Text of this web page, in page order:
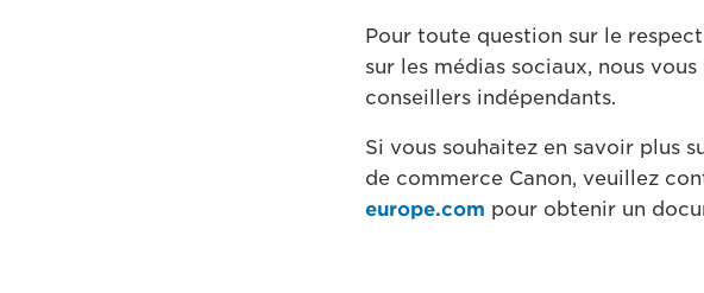
Pour toute question sur le
sur les médias sociaux, nous
conseillers indépendants.
Si vous souhaitez en savoir plus
de commerce Canon, veuillez
europe.com pour obtenir un